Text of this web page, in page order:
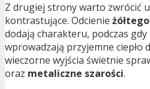
Z drugiej strony warto zwrócić
kontrastujące. Odcienie żółtego
dodają charakteru, podczas gdy
wprowadzają przyjemne ciepło
wieczorne wyjścia świetnie
oraz metaliczne szarości.